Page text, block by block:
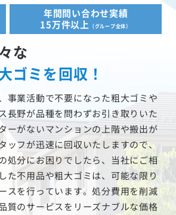
年間問い合わせ実績
15万件以上
（グループ全体）
な
ゴミを回収！
事業活動で不要になった粗大ゴミや
長野が品種を問わずお引き取りいた
ーがないマンションの上階や搬出が
ッフが迅速に回収いたしますので、
処分にお困りでしたら、当社にご相
た不用品や粗大ゴミは、可能な限り
スを行っています。処分費用を削減
質のサービスをリーズナブルな価格